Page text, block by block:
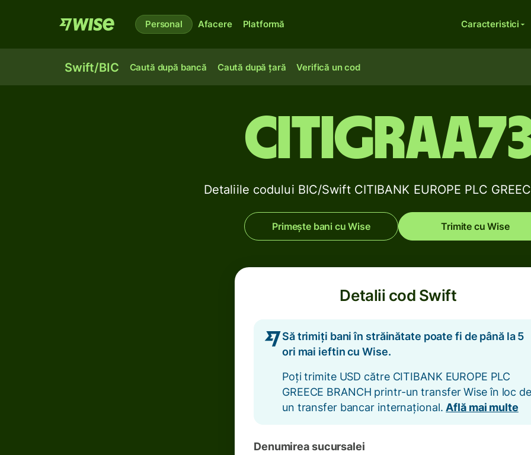
Personal Afacere Platformă Caracteristici
Swift/BIC Caută după bancă Caută după țară Verifică un cod
Detaliile codului BIC/Swift CITIBANK EUROPE PLC
Primește bani cu Wise Trimite cu Wise
Detalii cod Swift
Să trimiți bani în străinătate poate fi de până la 5
ori mai ieftin cu Wise.
Poți trimite USD către CITIBANK EUROPE PLC
GREECE BRANCH printr-un transfer Wise în loc de
un transfer bancar internațional. Află mai multe
Denumirea sucursalei